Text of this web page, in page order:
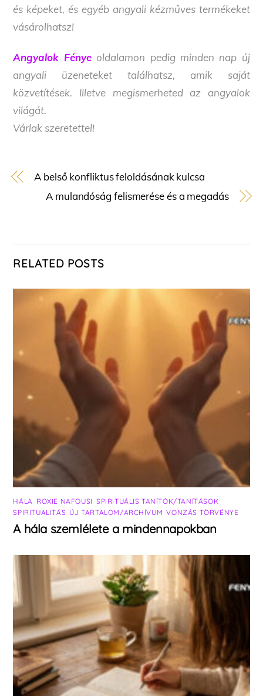
és képeket, és egyéb angyali kézműves termékeket
vásárolhatsz!
Angyalok Fényeoldalamon pedig minden nap új
angyali üzeneteket találhatsz, amik saját
közvetítések. Illetve megismerheted az angyalok
világát.
Várlak szeretettel!
A belső konfliktus feloldásának kulcsa
A mulandóság felismerése és a megadás
RELATED POSTS
HÁLA ROXIE NAFOUSI SPIRITUÁLIS TANÍTÓK/TANÍTÁSOK
SPIRITUALITÁS ÚJ TARTALOM/ARCHÍVUM ,VONZÁS TÖRVÉNYE
A hála szemlélete a mindennapokban